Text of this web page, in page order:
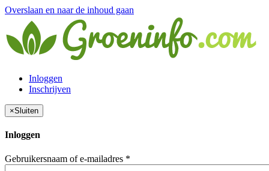
Overslaan en naar de inhoud gaan
Inloggen
Inschrijven
×Sluiten
Inloggen
Gebruikersnaam of e-mailadres *